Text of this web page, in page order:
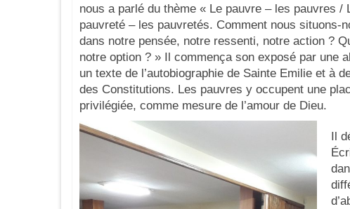
nous a parlé du thème « Le pauvre – les pauvres /
pauvreté – les pauvretés. Comment nous situons-
dans notre pensée, notre ressenti, notre action ?
notre option ? » Il commença son exposé par une
un texte de l’autobiographie de Sainte Emilie et à
des Constitutions. Les pauvres y occupent une
privilégiée, comme mesure de l’amour de Dieu.
Il